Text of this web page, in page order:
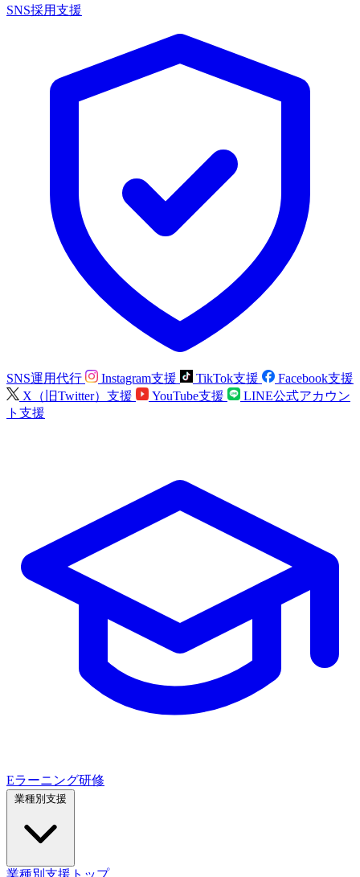
SNS採用支援
SNS運用代行 Instagram支援 TikTok支援
Facebook支援
X（旧Twitter）支援
YouTube支援
LINE公式アカウン
ト支援
Eラーニング研修
業種別支援トップ